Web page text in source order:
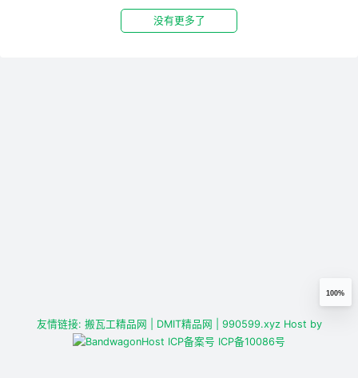
没有更多了
100%
友情链接: 搬瓦工精品网 | DMIT精品网 | 990599.xyzHost by
ICP备案号 ICP备10086号